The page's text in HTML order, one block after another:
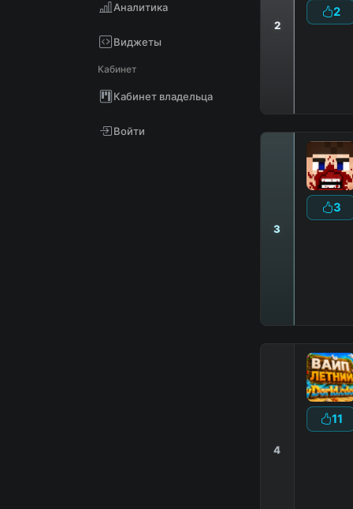
Аналитика
Виджеты
Кабинет
Кабинет владельца
Войти
2
2
3
3
4
11